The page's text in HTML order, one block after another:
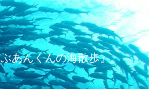
あんくんの海散歩』